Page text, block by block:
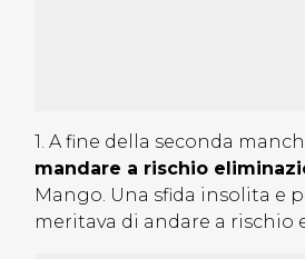
1. A fine della seconda
mandare a rischio
Mango. Una sfida insolita e
meritava di andare a rischio